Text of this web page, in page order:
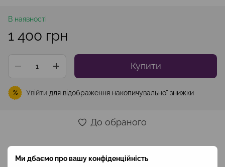
Ми дбаємо про вашу конфіденційність
В наявності
1 400 грн
Купити
% Увійти для відображення накопичувальної знижки
До обраного
Опис